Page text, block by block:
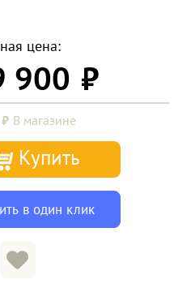
цена:
900
В магазине
Купить
в один клик